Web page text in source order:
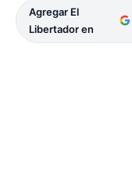
Agregar El
Libertador en